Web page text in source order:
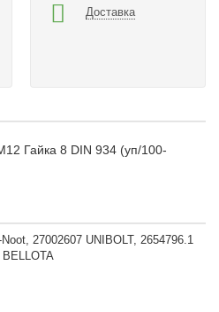
Доставка
Гайка 8 DIN 934 (уп/100-
27002607 UNIBOLT, 2654796.1
BELLOTA